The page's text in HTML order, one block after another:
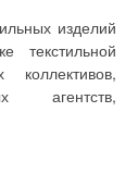
изделий
текстильной
агентств,